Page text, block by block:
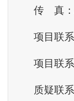
传 真
项目联系
项目联系
质疑联系